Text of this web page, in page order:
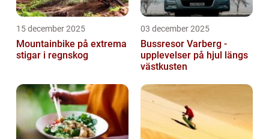
15 december 2025
Mountainbike på extrema
stigar i regnskog
03 december 2025
Bussresor Varberg -
upplevelser på hjul längs
västkusten